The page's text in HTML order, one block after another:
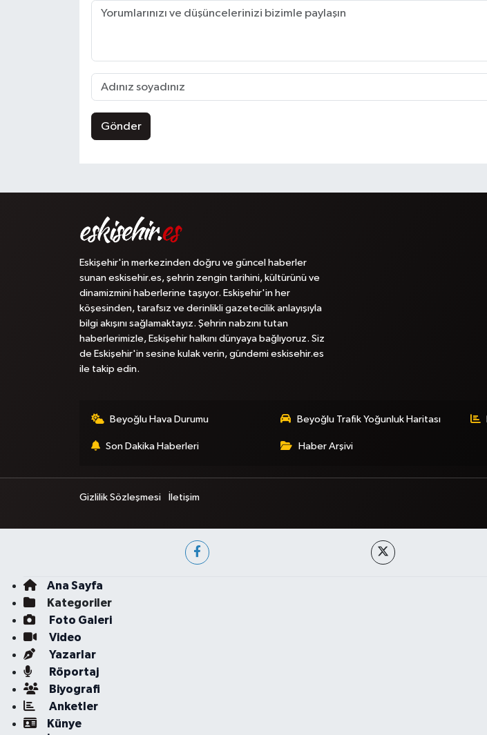
Gönder
Eskişehir'in merkezinden doğru ve güncel haberler
sunan eskisehir.es, şehrin zengin tarihini, kültürünü ve
dinamizmini haberlerine taşıyor. Eskişehir'in her
köşesinden, tarafsız ve derinlikli gazetecilik anlayışıyla
bilgi akışını sağlamaktayız. Şehrin nabzını tutan
haberlerimizle, Eskişehir halkını dünyaya bağlıyoruz. Siz
de Eskişehir'in sesine kulak verin, gündemi eskisehir.es
ile takip edin.
Beyoğlu Hava Durumu Beyoğlu Trafik Yoğunluk Haritası
Son Dakika Haberleri Haber Arşivi
Gizlilik Sözleşmesi İletişim
Ana Sayfa
Kategoriler
Foto Galeri
Video
Yazarlar
Röportaj
Biyografi
Anketler
Künye